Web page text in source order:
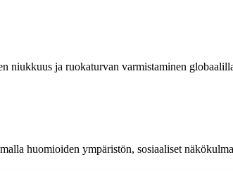
niukkuus ja ruokaturvan varmistaminen
huomioiden ympäristön, sosiaaliset